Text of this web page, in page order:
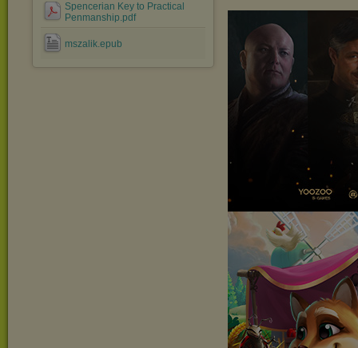
Spencerian Key to Practical
Penmanship.pdf
mszalik.epub